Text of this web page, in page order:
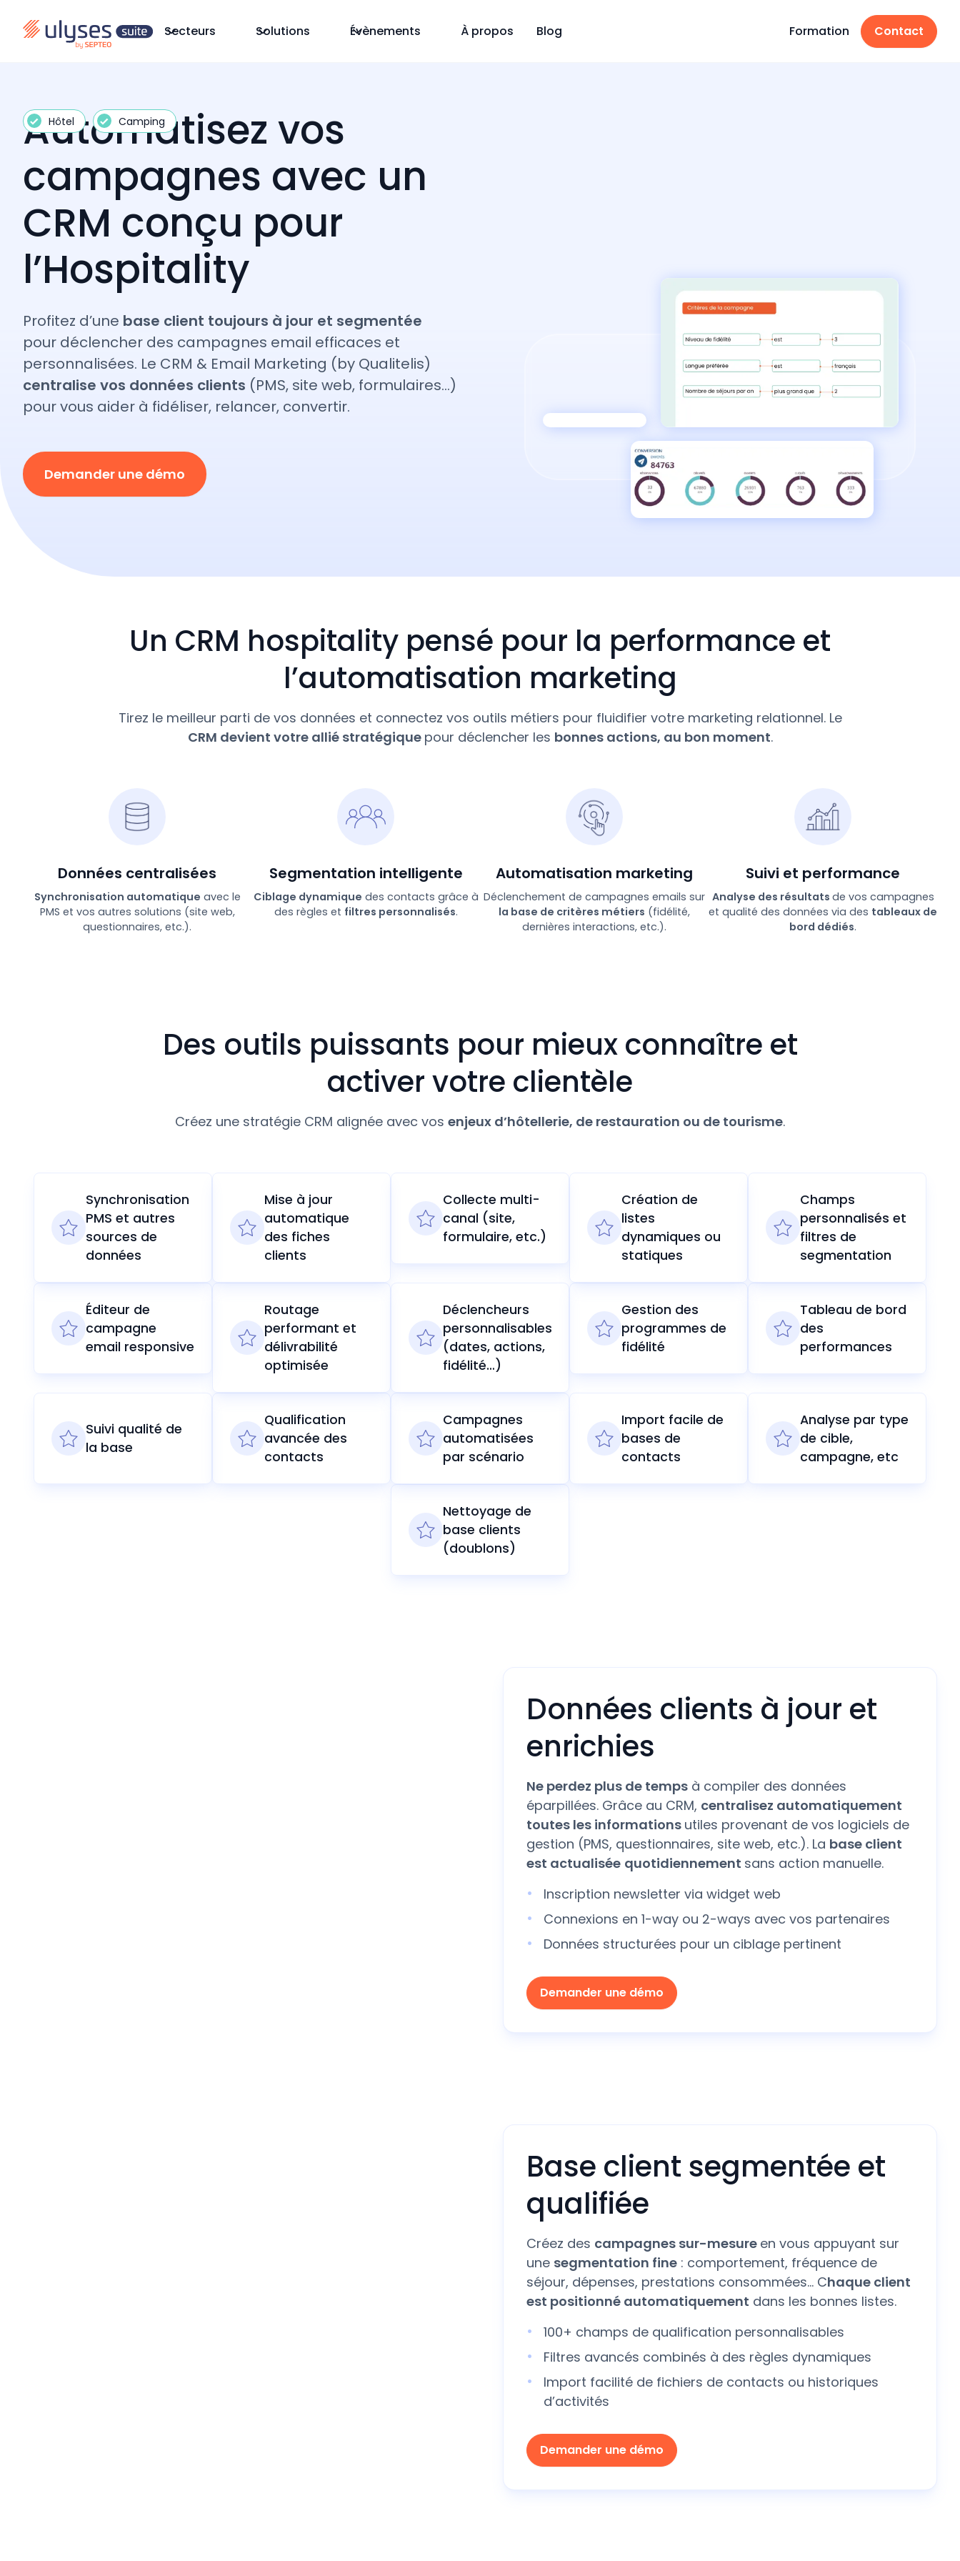
Secteurs Solutions Évènements À propos Blog Formation Contact
Hôtel Camping
Automatisez vos
campagnes avec un
CRM conçu pour
l’Hospitality
Profitez d’une base client toujours à jour et segmentée
pour déclencher des campagnes email efficaces et
personnalisées. Le CRM & Email Marketing (by Qualitelis)
centralise vos données clients (PMS, site web, formulaires…)
pour vous aider à fidéliser, relancer, convertir.
Demander une démo
Un CRM hospitality pensé pour la performance et
l’automatisation marketing
Tirez le meilleur parti de vos données et connectez vos outils métiers pour fluidifier votre marketing relationnel. Le
CRM devient votre allié stratégique pour déclencher les bonnes actions, au bon moment.
Données centralisées
Synchronisation automatique avec le
PMS et vos autres solutions (site web,
questionnaires, etc.).
Segmentation intelligente
Ciblage dynamique des contacts grâce à
des règles et filtres personnalisés.
Automatisation marketing
Déclenchement de campagnes emails sur
la base de critères métiers (fidélité,
dernières interactions, etc.).
Suivi et performance
Analyse des résultats de vos campagnes
et qualité des données via des tableaux de
bord dédiés.
Des outils puissants pour mieux connaître et
activer votre clientèle
Créez une stratégie CRM alignée avec vos enjeux d’hôtellerie, de restauration ou de tourisme.
Synchronisation
PMS et autres
sources de
données
Mise à jour
automatique
des fiches
clients
Collecte multi-
canal (site,
formulaire, etc.)
Création de
listes
dynamiques ou
statiques
Champs
personnalisés et
filtres de
segmentation
Éditeur de
campagne
email responsive
Routage
performant et
délivrabilité
optimisée
Déclencheurs
personnalisables
(dates, actions,
fidélité…)
Gestion des
programmes de
fidélité
Tableau de bord
des
performances
Suivi qualité de
la base
Qualification
avancée des
contacts
Campagnes
automatisées
par scénario
Import facile de
bases de
contacts
Analyse par type
de cible,
campagne, etc
Nettoyage de
base clients
(doublons)
Données clients à jour et
enrichies
Ne perdez plus de temps à compiler des données
éparpillées. Grâce au CRM, centralisez automatiquement
toutes les informations utiles provenant de vos logiciels de
gestion (PMS, questionnaires, site web, etc.). La base client
est actualisée quotidiennement sans action manuelle.
Inscription newsletter via widget web
Connexions en 1-way ou 2-ways avec vos partenaires
Données structurées pour un ciblage pertinent
Demander une démo
Base client segmentée et
qualifiée
Créez des campagnes sur-mesure en vous appuyant sur
une segmentation fine : comportement, fréquence de
séjour, dépenses, prestations consommées… Chaque client
est positionné automatiquement dans les bonnes listes.
100+ champs de qualification personnalisables
Filtres avancés combinés à des règles dynamiques
Import facilité de fichiers de contacts ou historiques
d’activités
Demander une démo